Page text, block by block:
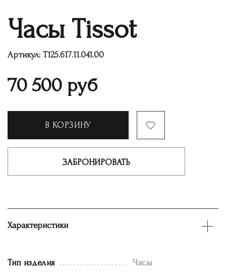
Часы Tissot
Артикул: T125.617.11.041.00
70 500 руб
В КОРЗИНУ
ЗАБРОНИРОВАТЬ
Характеристики
Тип изделия Часы